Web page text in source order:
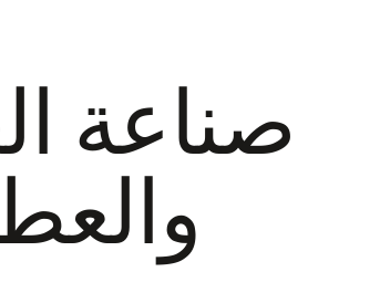
صناعة